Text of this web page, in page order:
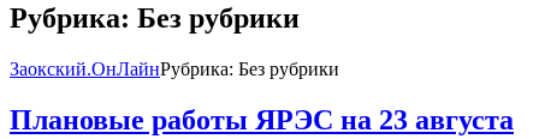
Рубрика: Без рубрики
Заокский.ОнЛайнРубрика: Без рубрики
Плановые работы ЯРЭС на 23 августа